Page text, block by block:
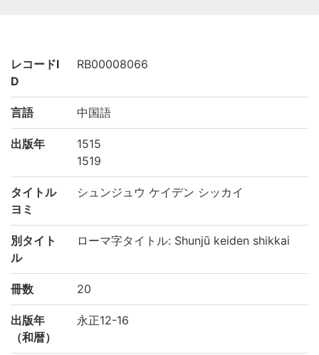
レコードI
D
RB00008066
言語 中国語
出版年
1515
1519
タイトル
ヨミ
シュンジュウ ケイデン シッカイ
別タイト
ル
ローマ字タイトル: Shunjū keiden shikkai
冊数 20
出版年
（和暦）
永正12-16